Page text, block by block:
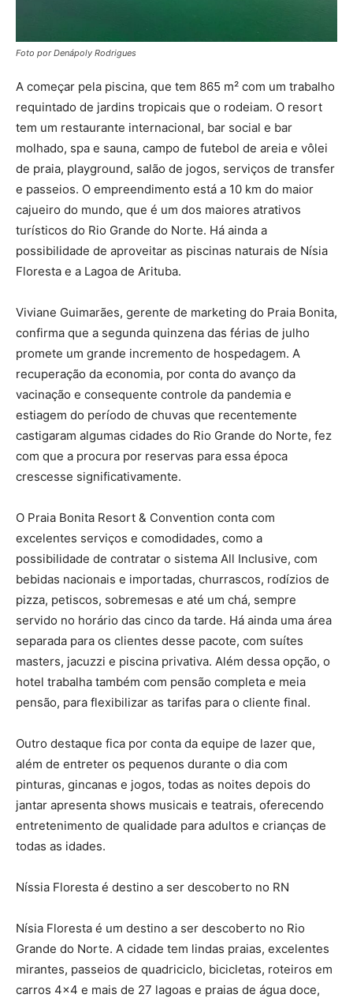
Foto por Denápoly Rodrigues
A começar pela piscina, que tem 865 m² com um trabalho
requintado de jardins tropicais que o rodeiam. O resort
tem um restaurante internacional, bar social e bar
molhado, spa e sauna, campo de futebol de areia e vôlei
de praia, playground, salão de jogos, serviços de transfer
e passeios. O empreendimento está a 10 km do maior
cajueiro do mundo, que é um dos maiores atrativos
turísticos do Rio Grande do Norte. Há ainda a
possibilidade de aproveitar as piscinas naturais de Nísia
Floresta e a Lagoa de Arituba.
Viviane Guimarães, gerente de marketing do Praia Bonita,
confirma que a segunda quinzena das férias de julho
promete um grande incremento de hospedagem. A
recuperação da economia, por conta do avanço da
vacinação e consequente controle da pandemia e
estiagem do período de chuvas que recentemente
castigaram algumas cidades do Rio Grande do Norte, fez
com que a procura por reservas para essa época
crescesse significativamente.
O Praia Bonita Resort & Convention conta com
excelentes serviços e comodidades, como a
possibilidade de contratar o sistema All Inclusive, com
bebidas nacionais e importadas, churrascos, rodízios de
pizza, petiscos, sobremesas e até um chá, sempre
servido no horário das cinco da tarde. Há ainda uma área
separada para os clientes desse pacote, com suítes
masters, jacuzzi e piscina privativa. Além dessa opção, o
hotel trabalha também com pensão completa e meia
pensão, para flexibilizar as tarifas para o cliente final.
Outro destaque fica por conta da equipe de lazer que,
além de entreter os pequenos durante o dia com
pinturas, gincanas e jogos, todas as noites depois do
jantar apresenta shows musicais e teatrais, oferecendo
entretenimento de qualidade para adultos e crianças de
todas as idades.
Níssia Floresta é destino a ser descoberto no RN
Nísia Floresta é um destino a ser descoberto no Rio
Grande do Norte. A cidade tem lindas praias, excelentes
mirantes, passeios de quadriciclo, bicicletas, roteiros em
carros 4×4 e mais de 27 lagoas e praias de água doce,